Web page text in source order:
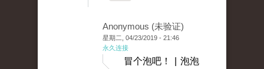
Anonymous (未验证)
星期二, 04/23/2019 - 21:46
永久连接
冒个泡吧！ | 泡泡